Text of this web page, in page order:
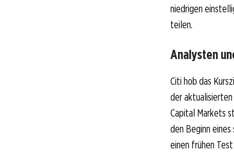
niedrigen
teilen.
Analysten
Citi hob das
der
Capital Markets
den Beginn
einen frühen